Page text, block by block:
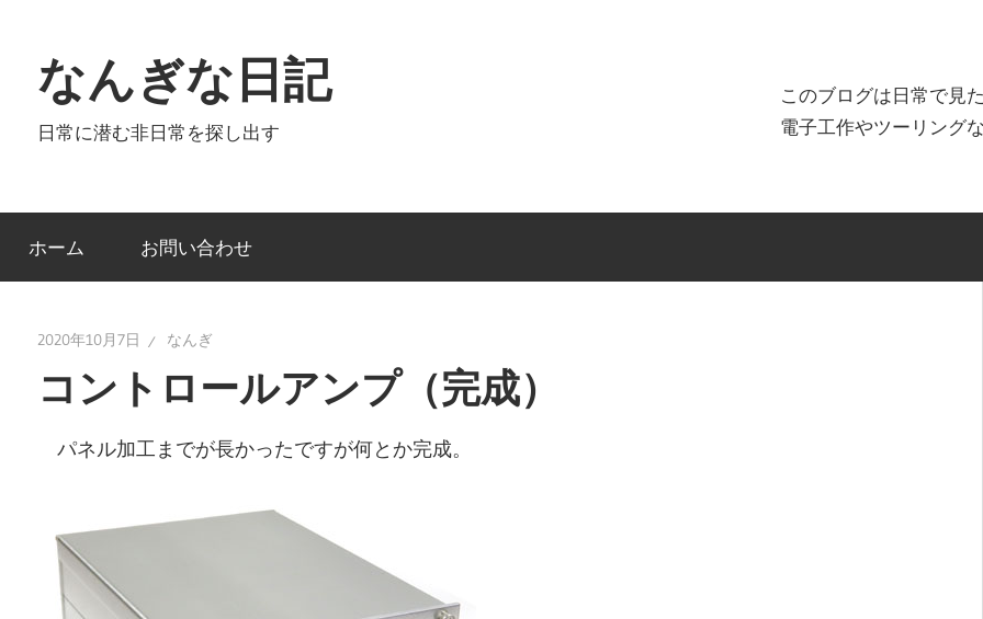
なんぎな日記
日常に潜む非日常を探し出す
このブログは日常で見
電子工作やツーリング
ホーム お問い合わせ
2020年10月7日 なんぎ
コントロールアンプ（完成）
パネル加工までが長かったですが何とか完成。